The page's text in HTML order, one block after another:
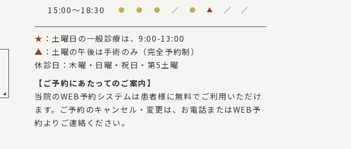
15:00～18:30 ● ● ● ／ ● ▲ ／ ／
★ ：土曜日の一般診療は、9:00-13:00
▲ ：土曜の午後は手術のみ（完全予約制）
休診日：木曜・日曜・祝日・第5土曜
【ご予約にあたってのご案内】
当院のWEB予約システムは患者様に無料でご利用いただけ
ます。ご予約のキャンセル・変更は、お電話またはWEB予
約よりご連絡ください。